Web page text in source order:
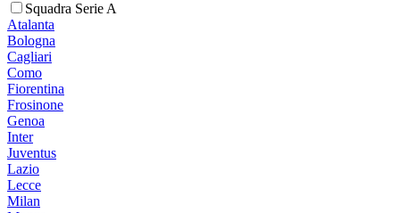
Squadra Serie A
Atalanta
Bologna
Cagliari
Como
Fiorentina
Frosinone
Genoa
Inter
Juventus
Lazio
Lecce
Milan